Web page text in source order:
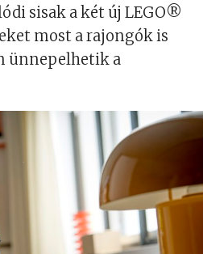
sisak a két új LEGO®
most a rajongók is
ünnepelhetik a